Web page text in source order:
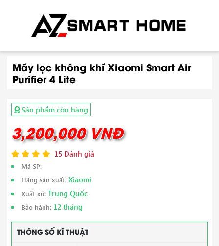
Máy lọc không khí Xiaomi Smart Air
Purifier 4 Lite
Sản phẩm còn hàng
3,200,000 VNĐ
15 Đánh giá
Mã SP:
Hãng sản xuất: Xiaomi
Xuất xứ: Trung Quốc
Bảo hành: 12 tháng
THÔNG SỐ KĨ THUẬT